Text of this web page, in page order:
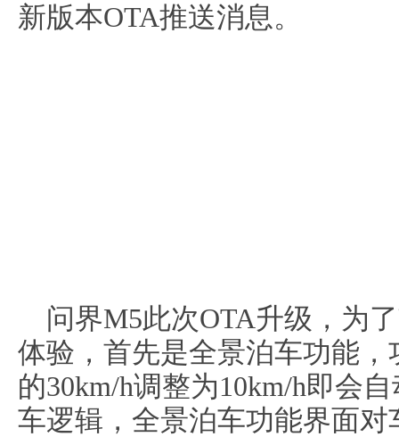
新版本OTA推送消息。
问界M5此次OTA升级，为
体验，首先是全景泊车功能
的30km/h调整为10km/h即会
车逻辑，全景泊车功能界面